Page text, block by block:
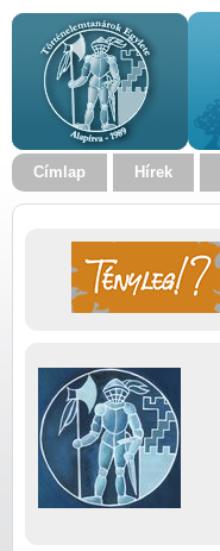
Címlap Hírek